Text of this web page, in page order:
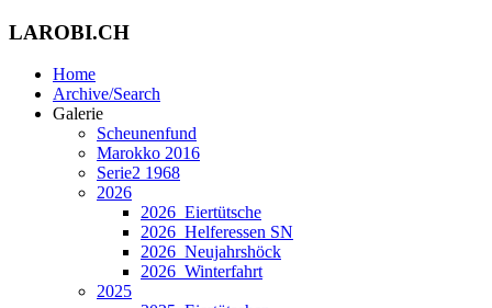
LAROBI.CH
Home
Archive/Search
Galerie
Scheunenfund
Marokko 2016
Serie2 1968
2026
2026_Eiertütsche
2026_Helferessen SN
2026_Neujahrshöck
2026_Winterfahrt
2025